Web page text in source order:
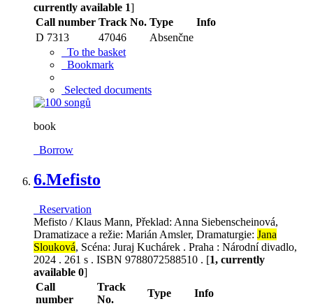
currently available 1]
Call number Track No. Type
Info
D 7313
47046
Absenčne
To the basket
Bookmark
Selected documents
book
Borrow
6.Mefisto
Reservation
Mefisto / Klaus Mann, Překlad: Anna Siebenscheinová,
Dramatizace a režie: Marián Amsler, Dramaturgie: Jana
Slouková, Scéna: Juraj Kuchárek . Praha : Národní divadlo,
2024 . 261 s . ISBN 9788072588510 . [1, currently
available 0]
Call
number
Track
No.
Type Info